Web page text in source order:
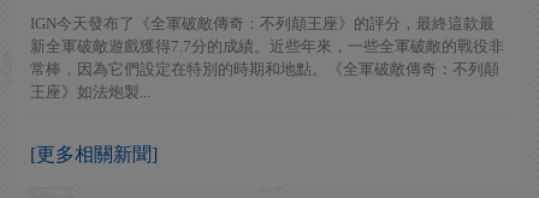
IGN今天發布了《全軍破敵傳奇：不列顛王座》的評分，最終這款最
新全軍破敵遊戲獲得7.7分的成績。近些年來，一些全軍破敵的戰役非
常棒，因為它們設定在特別的時期和地點。《全軍破敵傳奇：不列顛
王座》如法炮製...
[更多相關新聞]